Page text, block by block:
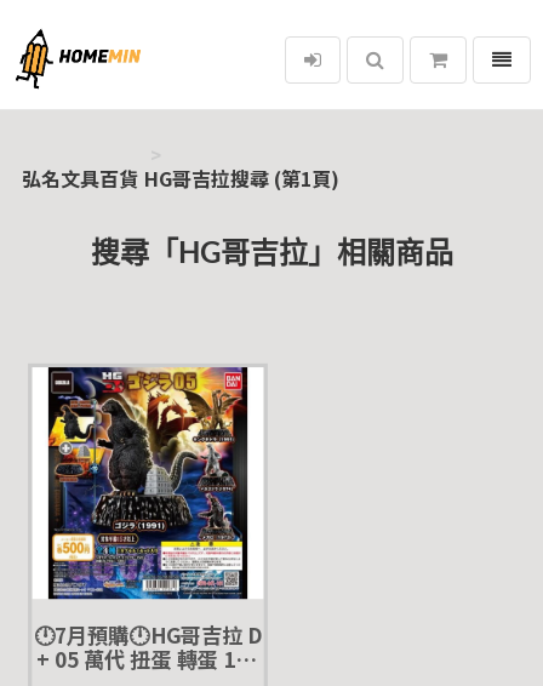
弘名文具百貨
選單
弘名文具百貨 HG哥吉拉搜尋 (第1頁)
搜尋「HG哥吉拉」相關商品
🕛7月預購🕛HG哥吉拉 D
+ 05 萬代 扭蛋 轉蛋 199